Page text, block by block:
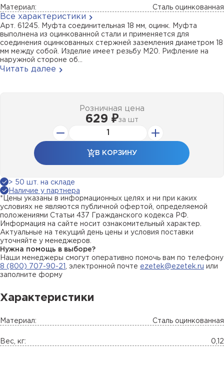
Материал: Сталь оцинкованная
Все характеристики
Арт. 61245. Муфта соединительная 18 мм, оцинк. Муфта
выполнена из оцинкованной стали и применяется для
соединения оцинкованных стержней заземления диаметром 18
мм между собой. Изделие имеет резьбу М20. Рифление на
наружной стороне об...
Читать далее
Розничная цена
629 ₽за шт
В КОРЗИНУ
> 50 шт. на складе
Наличие у партнера
*Цены указаны в информационных целях и ни при каких
условиях не являются публичной офертой, определяемой
положениями Статьи 437 Гражданского кодекса РФ.
Информация на сайте носит ознакомительный характер.
Актуальные на текущий день цены и условия поставки
уточняйте у менеджеров.
Нужна помощь в выборе?
Наши менеджеры смогут оперативно помочь вам по телефону
8 (800) 707-90-21
, электронной почте ezetek@ezetek.ru или
заполните форму
Характеристики
Материал: Сталь оцинкованная
Вес, кг: 0,12